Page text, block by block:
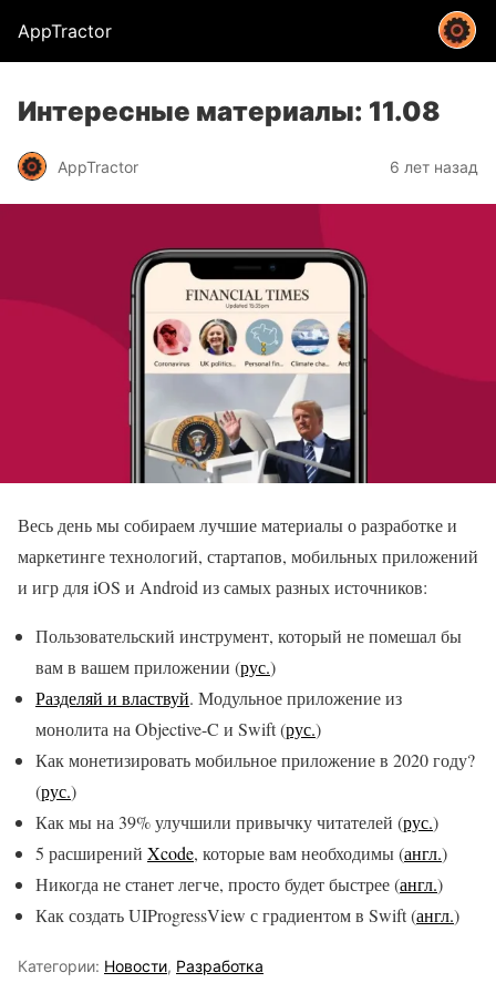
AppTractor
Интересные материалы: 11.08
AppTractor 6 лет назад
Весь день мы собираем лучшие материалы о разработке и
маркетинге технологий, стартапов, мобильных приложений
и игр для iOS и Android из самых разных источников:
Пользовательский инструмент, который не помешал бы
вам в вашем приложении (рус.)
Разделяй и властвуй. Модульное приложение из
монолита на Objective-C и Swift (рус.)
Как монетизировать мобильное приложение в 2020 году?
(рус.)
Как мы на 39% улучшили привычку читателей (рус.)
5 расширений Xcode, которые вам необходимы (англ.)
Никогда не станет легче, просто будет быстрее (англ.)
Как создать UIProgressView с градиентом в Swift (англ.)
Категории: Новости, Разработка